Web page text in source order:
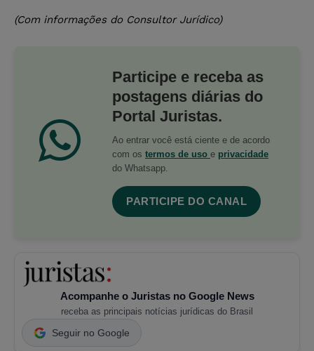
(Com informações do Consultor Jurídico)
Participe e receba as
postagens diárias do
Portal Juristas.
Ao entrar você está ciente e de acordo
com os termos de uso e privacidade
do Whatsapp.
PARTICIPE DO CANAL
Acompanhe o Juristas no Google News
receba as principais notícias jurídicas do Brasil
Seguir no Google